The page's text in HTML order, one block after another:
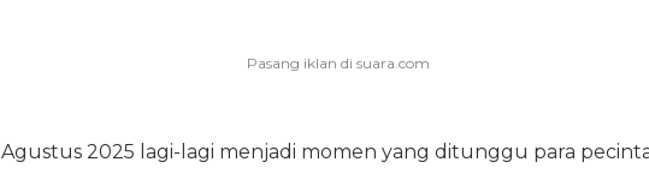
Agustus 2025 lagi-lagi menjadi momen yang ditunggu para